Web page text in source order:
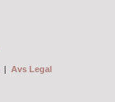
| Avs Legal